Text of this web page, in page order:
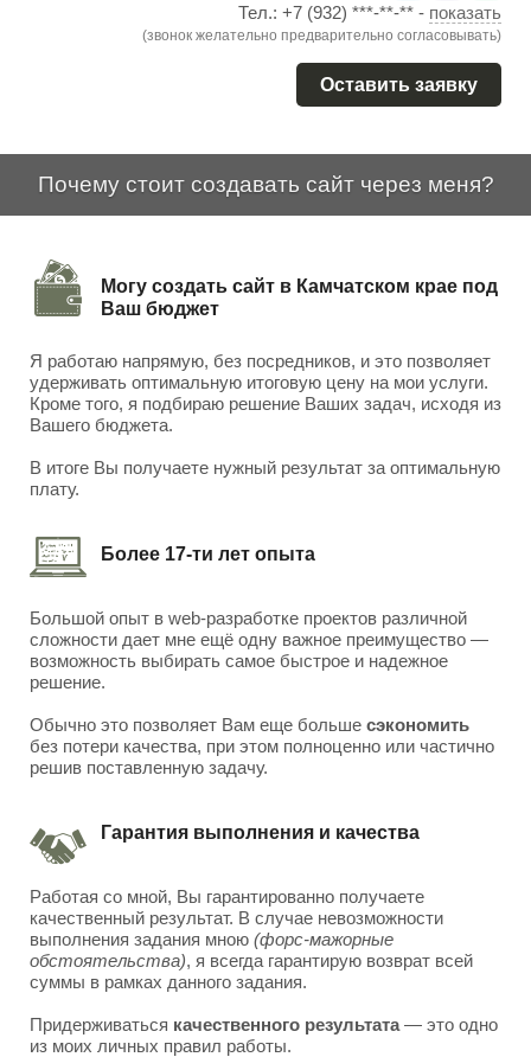
Тел.: +7 (932) ***-**-** - показать
(звонок желательно предварительно согласовывать)
Оставить заявку
Почему стоит создавать сайт через меня?
Могу создать сайт в Камчатском крае под
Ваш бюджет
Я работаю напрямую, без посредников, и это позволяет
удерживать оптимальную итоговую цену на мои услуги.
Кроме того, я подбираю решение Ваших задач, исходя из
Вашего бюджета.
В итоге Вы получаете нужный результат за оптимальную
плату.
Более 17-ти лет опыта
Большой опыт в web-разработке проектов различной
сложности дает мне ещё одну важное преимущество —
возможность выбирать самое быстрое и надежное
решение.
Обычно это позволяет Вам еще больше сэкономить
без потери качества, при этом полноценно или частично
решив поставленную задачу.
Гарантия выполнения и качества
Работая со мной, Вы гарантированно получаете
качественный результат. В случае невозможности
выполнения задания мною (форс-мажорные
обстоятельства), я всегда гарантирую возврат всей
суммы в рамках данного задания.
Придерживаться качественного результата— это одно
из моих личных правил работы.